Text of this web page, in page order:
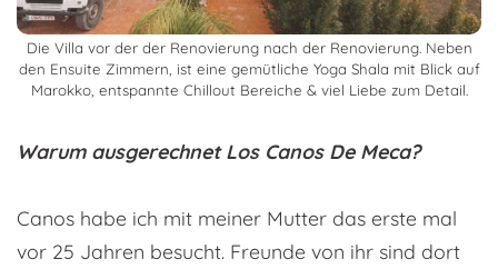
Die Villa vor der der Renovierung nach der Renovierung. Neben
den Ensuite Zimmern, ist eine gemütliche Yoga Shala mit Blick auf
Marokko, entspannte Chillout Bereiche & viel Liebe zum Detail.
Warum ausgerechnet Los Canos De Meca?
Canos habe ich mit meiner Mutter das erste mal
vor 25 Jahren besucht. Freunde von ihr sind dort